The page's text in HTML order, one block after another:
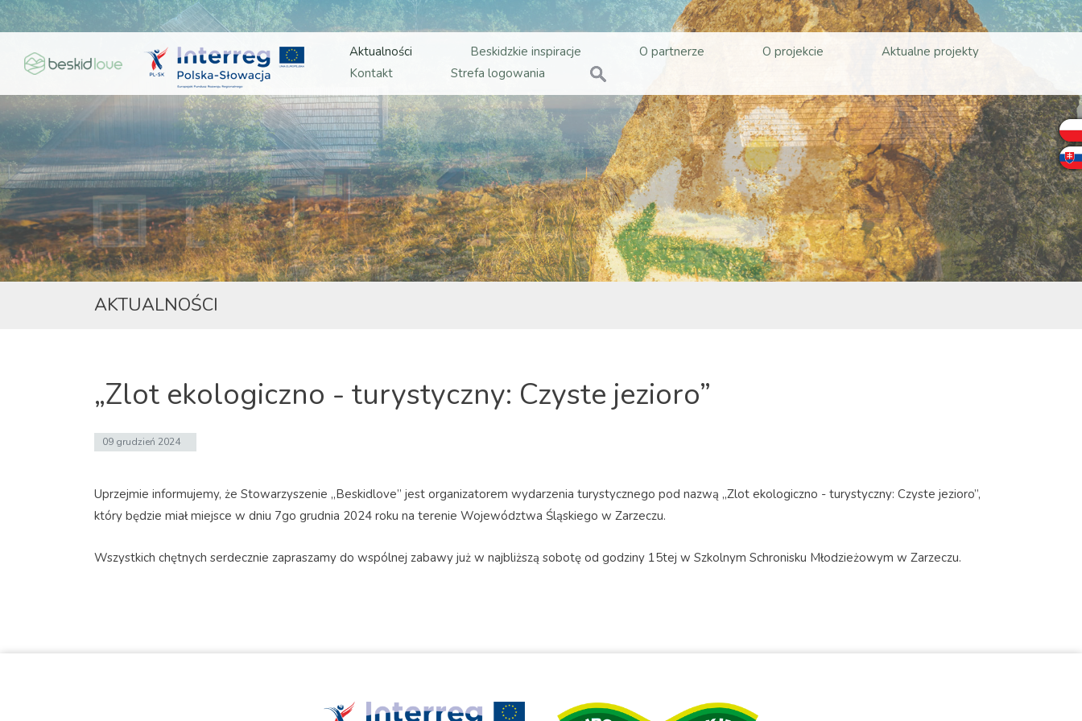
Aktualności Beskidzkie inspiracje O partnerze O projekcie
Aktualne projekty
Kontakt
Strefa logowania
AKTUALNOŚCI
„Zlot ekologiczno - turystyczny: Czyste jezioro”
09 grudzień 2024
Uprzejmie informujemy, że Stowarzyszenie „Beskidlove” jest organizatorem wydarzenia turystycznego pod nazwą „Zlot ekologiczno - turystyczny: Czyste jezioro”,
który będzie miał miejsce w dniu 7go grudnia 2024 roku na terenie Województwa Śląskiego w Zarzeczu.
Wszystkich chętnych serdecznie zapraszamy do wspólnej zabawy już w najbliższą sobotę od godziny 15tej w Szkolnym Schronisku Młodzieżowym w Zarzeczu.